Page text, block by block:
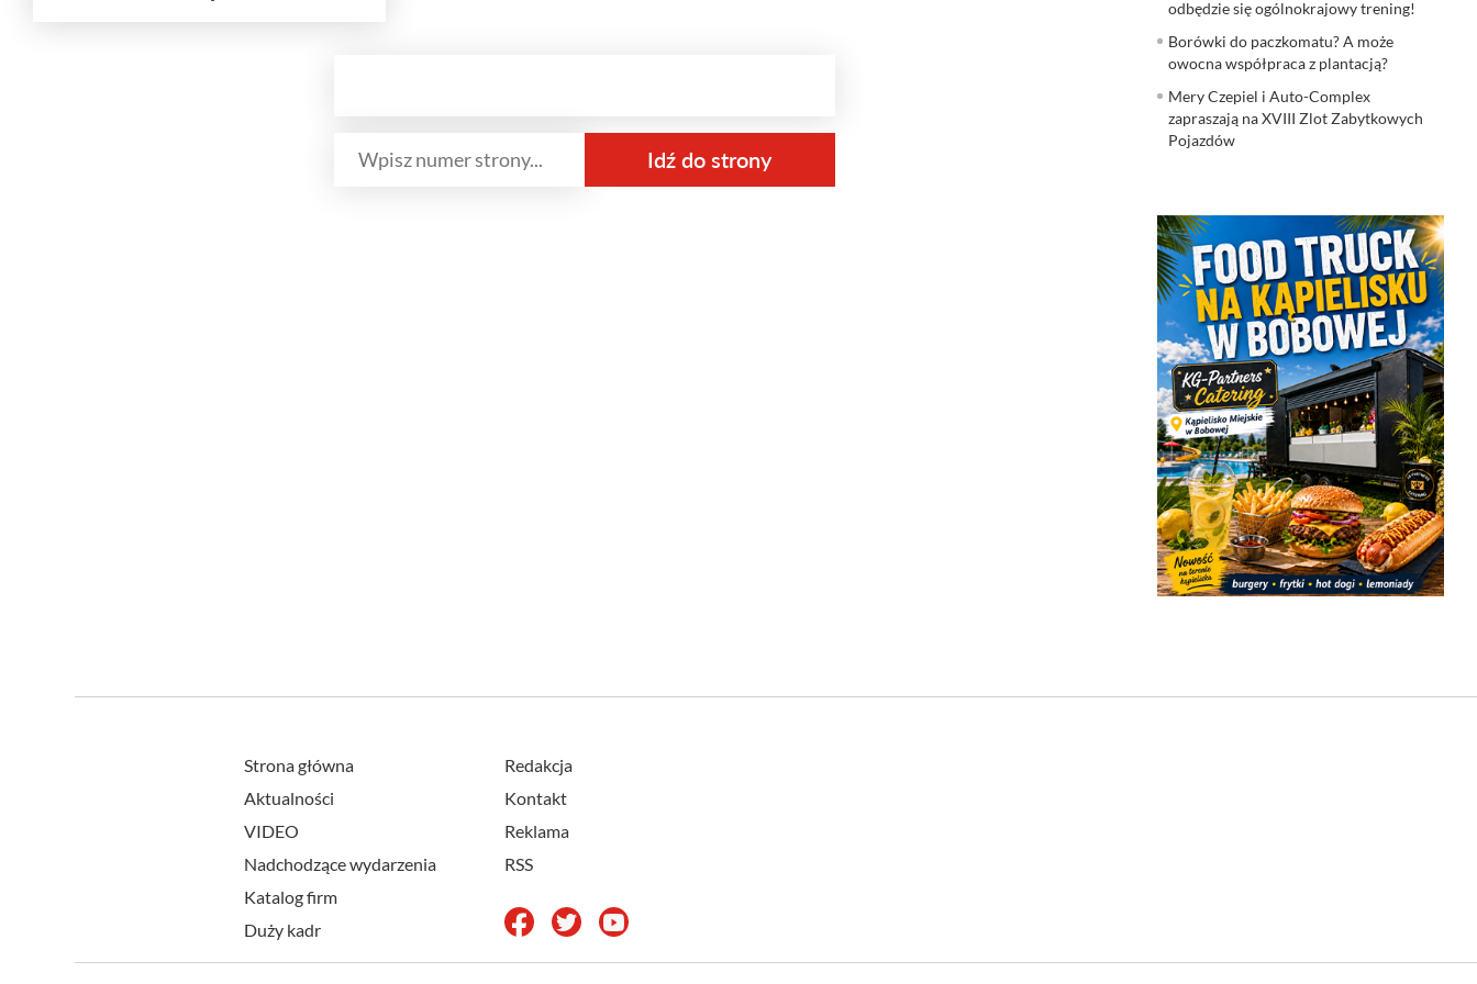
odbędzie się ogólnokrajowy trening!
Borówki do paczkomatu? A może
owocna współpraca z plantacją?
Mery Czepiel i Auto-Complex
zapraszają na XVIII Zlot Zabytkowych
Pojazdów
Strona główna
Aktualności
VIDEO
Nadchodzące wydarzenia
Katalog firm
Duży kadr
Redakcja
Kontakt
Reklama
RSS